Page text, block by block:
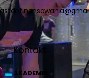
Kontakt:
AKADEMIA